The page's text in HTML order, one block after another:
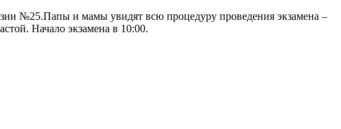
№25.Папы и мамы увидят всю процедуру проведения экзамена –
Начало экзамена в 10:00.